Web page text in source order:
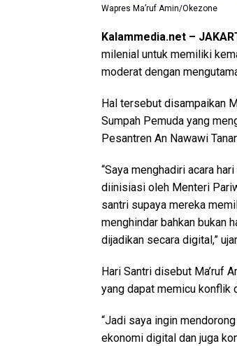
Wapres Ma’ruf Amin/Okezone
Kalammedia.net –
milenial untuk memiliki
moderat dengan
Hal tersebut disampaikan
Sumpah Pemuda yang
Pesantren An Nawawi
“Saya menghadiri acara
diinisiasi oleh Menteri
santri supaya mereka
menghindar bahkan bukan
dijadikan secara digital,”
Hari Santri disebut Ma’ruf
yang dapat memicu konflik
“Jadi saya ingin
ekonomi digital dan juga